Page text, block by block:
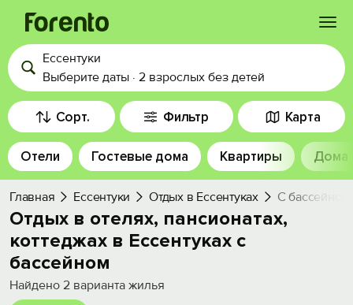
Войти
Избранное
История просмотра
Добавить свой объект
Ессентуки
Выберите даты · 2 взрослых без детей
Сорт. Фильтр Карта
Отели Гостевые дома Квартиры Дома
Главная Ессентуки Отдых в Ессентуках С бассейном
Отдых в отелях, пансионатах,
коттеджах в Ессентуках с
бассейном
Найдено 2 варианта жилья